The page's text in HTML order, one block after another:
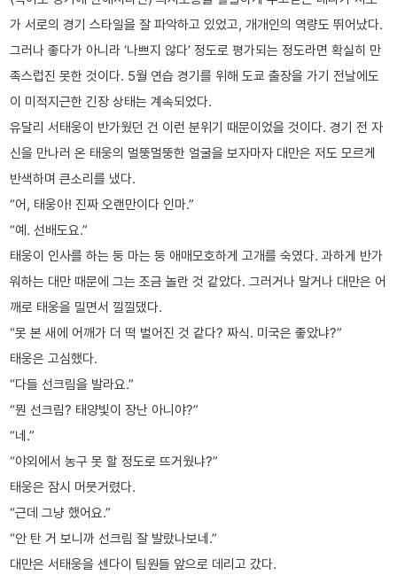
가 서로의 경기 스타일을 잘 파악하고 있었고, 개개인의 역량도 뛰어났다.
그러나 좋다가 아니라 ‘나쁘지 않다’ 정도로 평가되는 정도라면 확실히 만
족스럽진 못한 것이다. 5월 연습 경기를 위해 도쿄 출장을 가기 전날에도
이 미적지근한 긴장 상태는 계속되었다.
유달리 서태웅이 반가웠던 건 이런 분위기 때문이었을 것이다. 경기 전 자
신을 만나러 온 태웅의 멀뚱멀뚱한 얼굴을 보자마자 대만은 저도 모르게
반색하며 큰소리를 냈다.
“어, 태웅아! 진짜 오랜만이다 인마.”
“예. 선배도요.”
태웅이 인사를 하는 둥 마는 둥 애매모호하게 고개를 숙였다. 과하게 반가
워하는 대만 때문에 그는 조금 놀란 것 같았다. 그러거나 말거나 대만은 어
깨로 태웅을 밀면서 낄낄댔다.
“못 본 새에 어깨가 더 떡 벌어진 것 같다? 짜식. 미국은 좋았냐?”
태웅은 고심했다.
“다들 선크림을 발라요.”
“뭔 선크림? 태양빛이 장난 아니야?”
“네.”
“야외에서 농구 못 할 정도로 뜨거웠냐?”
태웅은 잠시 머뭇거렸다.
“근데 그냥 했어요.”
“안 탄 거 보니까 선크림 잘 발랐나보네.”
대만은 서태웅을 센다이 팀원들 앞으로 데리고 갔다.